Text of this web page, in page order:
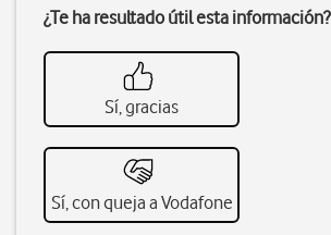
¿Te ha resultado útil esta información?
Sí, gracias
Sí, con queja a Vodafone